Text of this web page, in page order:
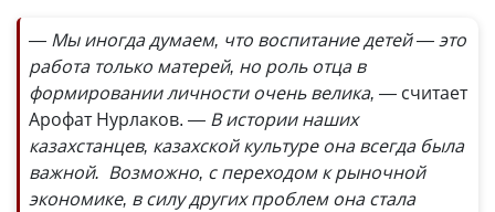
— Мы иногда думаем, что воспитание детей — это
работа только матерей, но роль отца в
формировании личности очень велика, — считает
Арофат Нурлаков. — В истории наших
казахстанцев, казахской культуре она всегда была
важной. Возможно, с переходом к рыночной
экономике, в силу других проблем она стала